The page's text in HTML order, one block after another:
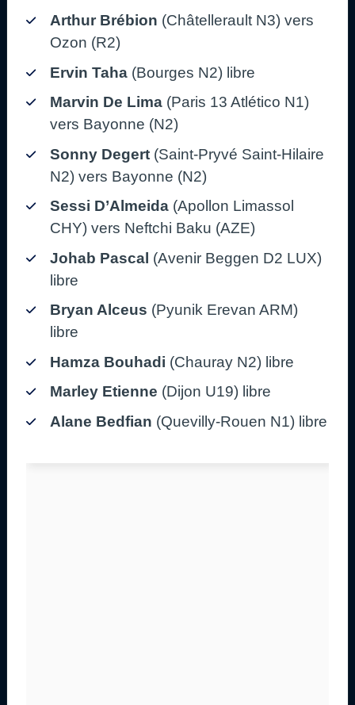
Arthur Brébion (Châtellerault N3) vers
Ozon (R2)
Ervin Taha (Bourges N2) libre
Marvin De Lima (Paris 13 Atlético N1)
vers Bayonne (N2)
Sonny Degert (Saint-Pryvé Saint-Hilaire
N2) vers Bayonne (N2)
Sessi D’Almeida (Apollon Limassol
CHY) vers Neftchi Baku (AZE)
Johab Pascal (Avenir Beggen D2 LUX)
libre
Bryan Alceus (Pyunik Erevan ARM)
libre
Hamza Bouhadi (Chauray N2) libre
Marley Etienne (Dijon U19) libre
Alane Bedfian (Quevilly-Rouen N1) libre